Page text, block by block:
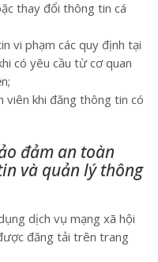
thay đổi thông tin cá
vi phạm các quy định tại
có yêu cầu từ cơ quan
viên khi đăng thông tin có
đảm an toàn
và quản lý thông
dịch vụ mạng xã hội
đăng tải trên trang